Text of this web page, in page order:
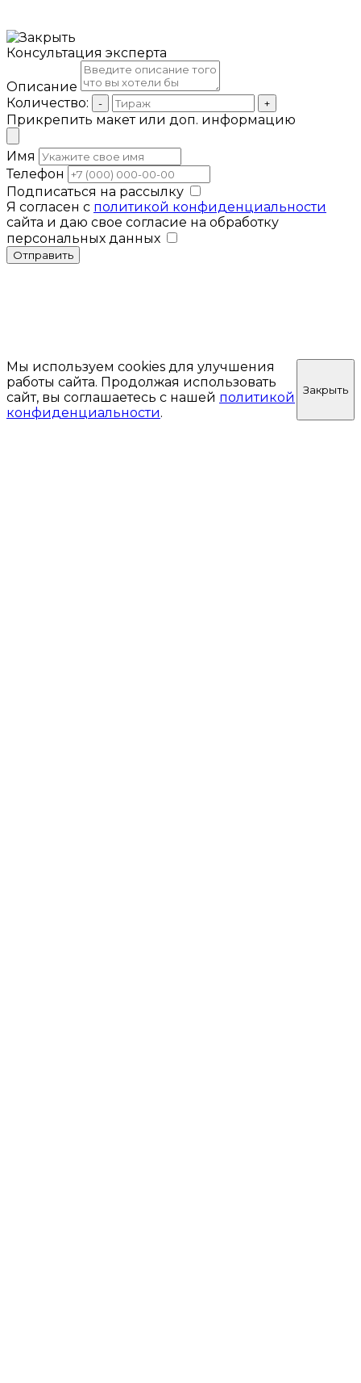
Консультация эксперта
Описание
Количество:
- +
Прикрепить макет или доп. информацию
Имя
Телефон
Подписаться на рассылку
Я согласен с политикой конфиденциальности
сайта и даю свое согласие на обработку
персональных данных
Отправить
Мы используем cookies для улучшения
работы сайта. Продолжая использовать
сайт, вы соглашаетесь с нашей политикой
конфиденциальности.
Закрыть